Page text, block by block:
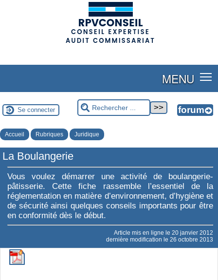
MENU
Se connecter
Accueil Rubriques Juridique
La Boulangerie
Vous voulez démarrer une activité de boulangerie-
pâtisserie. Cette fiche rassemble l’essentiel de la
réglementation en matière d’environnement, d’hygiène et
de sécurité ainsi quelques conseils importants pour être
en conformité dès le début.
Article mis en ligne le 20 janvier 2012
dernière modification le 26 octobre 2013